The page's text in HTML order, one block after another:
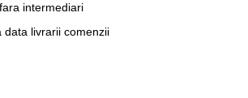
fara intermediari
data livrarii comenzii